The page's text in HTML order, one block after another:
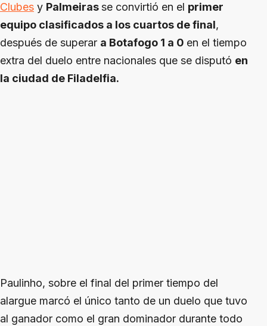
Clubes y Palmeirasse convirtió en el primer
equipo clasificados a los cuartos de final,
después de superar a Botafogo 1 a 0 en el tiempo
extra del duelo entre nacionales que se disputó en
la ciudad de Filadelfia.
Paulinho, sobre el final del primer tiempo del
alargue marcó el único tanto de un duelo que tuvo
al ganador como el gran dominador durante todo